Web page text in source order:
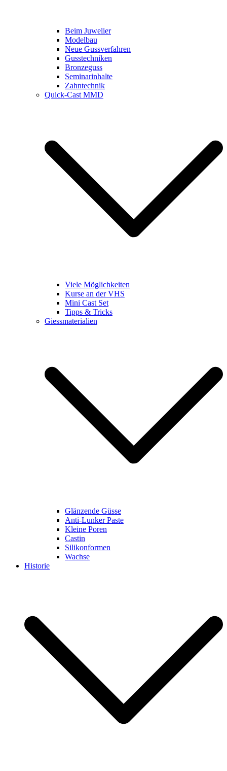
Beim Juwelier
Modelbau
Neue Gussverfahren
Gusstechniken
Bronzeguss
Seminarinhalte
Zahntechnik
Quick-Cast MMD
Viele Möglichkeiten
Kurse an der VHS
Mini Cast Set
Tipps & Tricks
Giessmaterialien
Glänzende Güsse
Anti-Lunker Paste
Kleine Poren
Castin
Silikonformen
Wachse
Historie